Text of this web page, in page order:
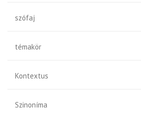
szófaj
témakör
Kontextus
Szinoníma